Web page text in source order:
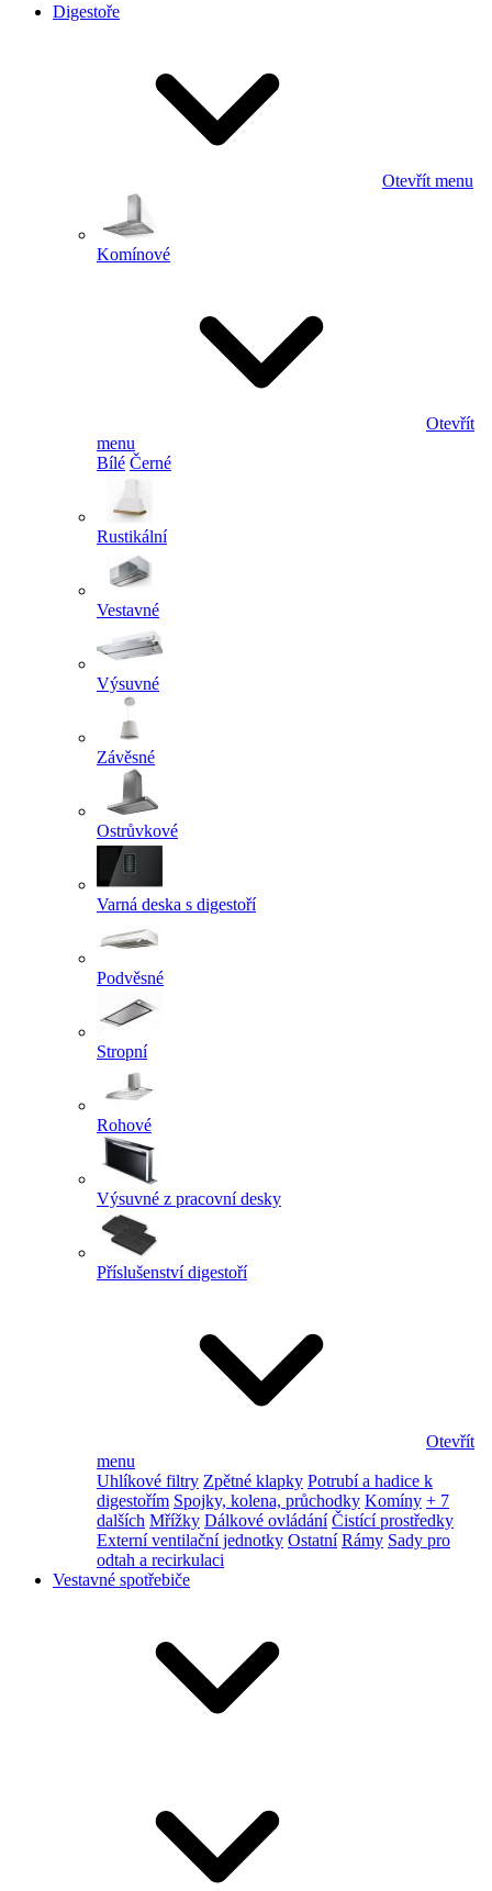
Digestoře
Otevřít menu
Komínové
Otevřít
menu
Bílé Černé
Rustikální
Vestavné
Výsuvné
Závěsné
Ostrůvkové
Varná deska s digestoří
Podvěsné
Stropní
Rohové
Výsuvné z pracovní desky
Příslušenství digestoří
Otevřít
menu
Uhlíkové filtry Zpětné klapky Potrubí a hadice k
digestořím Spojky, kolena, průchodky Komíny + 7
dalších Mřížky Dálkové ovládání Čistící prostředky
Externí ventilační jednotky Ostatní Rámy Sady pro
odtah a recirkulaci
Vestavné spotřebiče